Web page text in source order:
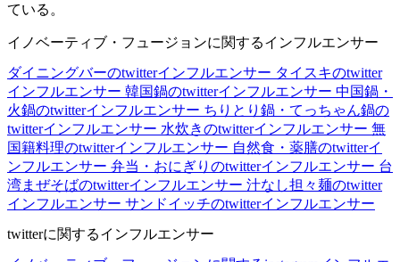
ている。
イノベーティブ・フュージョンに関するインフルエンサー
ダイニングバーのtwitterインフルエンサー タイスキのtwitter
インフルエンサー 韓国鍋のtwitterインフルエンサー 中国鍋・
火鍋のtwitterインフルエンサー ちりとり鍋・てっちゃん鍋の
twitterインフルエンサー 水炊きのtwitterインフルエンサー 無
国籍料理のtwitterインフルエンサー 自然食・薬膳のtwitterイ
ンフルエンサー 弁当・おにぎりのtwitterインフルエンサー 台
湾まぜそばのtwitterインフルエンサー 汁なし担々麺のtwitter
インフルエンサー サンドイッチのtwitterインフルエンサー
twitterに関するインフルエンサー